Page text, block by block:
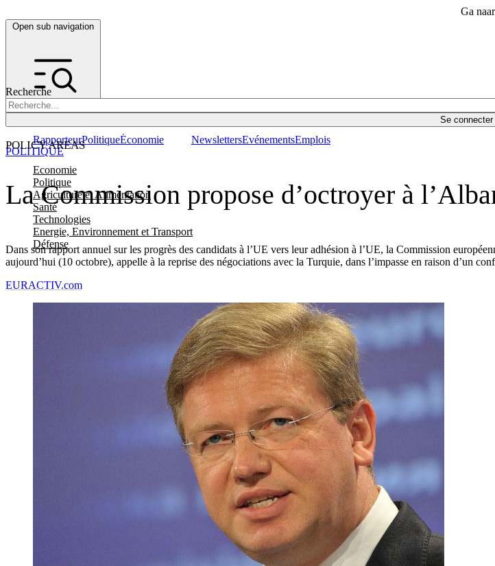
Ga
Open sub navigation
Recherche
Se connecter
POLICY AREAS
Economie
Politique
Agriculture et Alimentation
Santé
Technologies
Energie, Environnement et Transport
Défense
RapporteurPolitiqueÉconomie NewslettersEvénementsEmplois
La Commission propose d’octroyer à
Dans son rapport annuel sur les progrès des candidats à l’UE vers leur adhésion à l’UE, la Commission
aujourd’hui (10 octobre), appelle à la reprise des négociations avec la Turquie, dans l’impasse en raison d’un
POLITIQUE
EURACTIV.com